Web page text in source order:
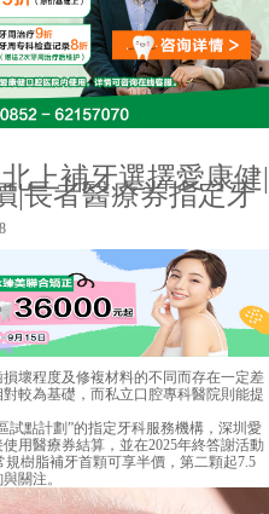
上補牙選擇愛康健|
|長者醫療券指定牙
程度及修複材料的不同而存在一定差
較為基礎，而私立口腔專科醫院則能提
點計劃”的指定牙科服務機構，深圳愛
用醫療券結算，並在2025年終答謝活動
樹脂補牙首顆可享半價，第二顆起7.5
關注。